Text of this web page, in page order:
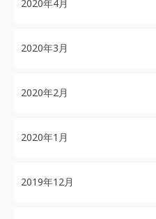
2020年4月
2020年3月
2020年2月
2020年1月
2019年12月